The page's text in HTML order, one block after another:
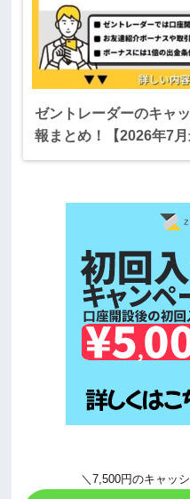
ゼントレーダーのキャ
報まとめ！【2026年7月
＼7,500円のキャッ